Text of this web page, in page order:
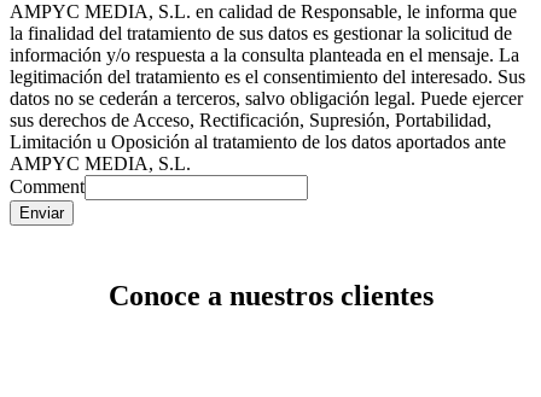
AMPYC MEDIA, S.L. en calidad de Responsable, le informa que
la finalidad del tratamiento de sus datos es gestionar la solicitud de
información y/o respuesta a la consulta planteada en el mensaje. La
legitimación del tratamiento es el consentimiento del interesado. Sus
datos no se cederán a terceros, salvo obligación legal. Puede ejercer
sus derechos de Acceso, Rectificación, Supresión, Portabilidad,
Limitación u Oposición al tratamiento de los datos aportados ante
AMPYC MEDIA, S.L.
Comment
Enviar
Conoce a nuestros clientes